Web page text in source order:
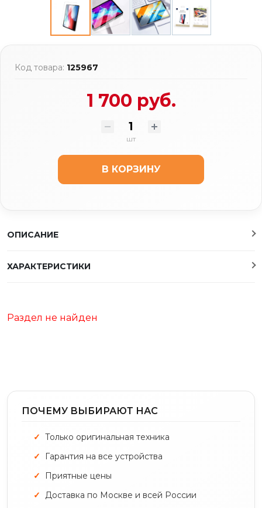
Код товара: 125967
1 700 руб.
шт
В КОРЗИНУ
ОПИСАНИЕ
ХАРАКТЕРИСТИКИ
Раздел не найден
ПОЧЕМУ ВЫБИРАЮТ НАС
Только оригинальная техника
Гарантия на все устройства
Приятные цены
Доставка по Москве и всей России